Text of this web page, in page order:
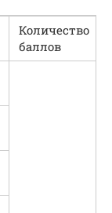
Количество
баллов